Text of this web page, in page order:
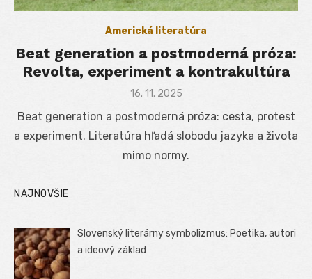
Americká literatúra
Beat generation a postmoderná próza:
Revolta, experiment a kontrakultúra
Posted
16. 11. 2025
Beat generation a postmoderná próza: cesta, protest
a experiment. Literatúra hľadá slobodu jazyka a života
mimo normy.
NAJNOVŠIE
Slovenský literárny symbolizmus: Poetika, autori
a ideový základ